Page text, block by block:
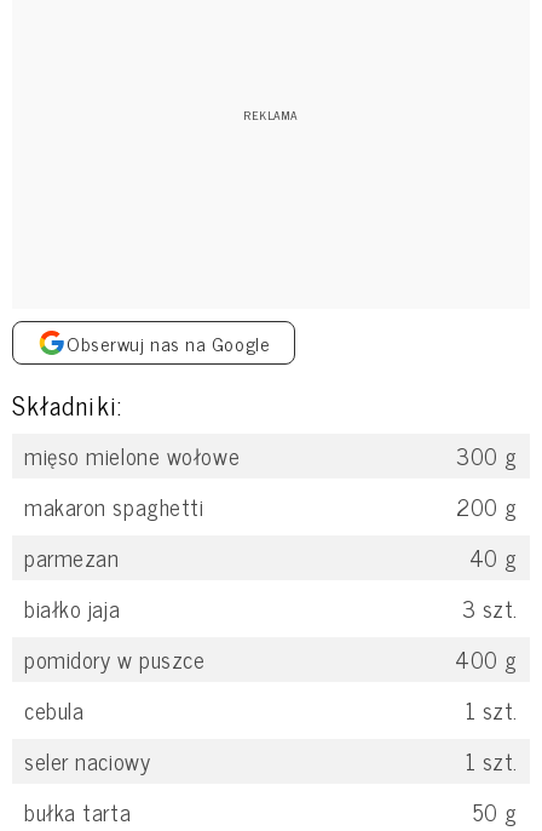
Obserwuj nas na Google
Składniki:
mięso mielone wołowe 300 g
makaron spaghetti
200 g
parmezan
40 g
białko jaja
3 szt.
pomidory w puszce
400 g
cebula
1 szt.
seler naciowy
1 szt.
bułka tarta
50 g